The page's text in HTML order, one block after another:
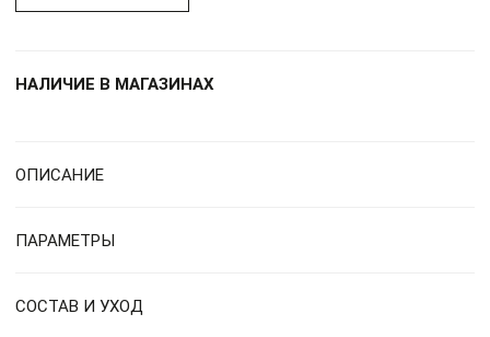
НАЛИЧИЕ В МАГАЗИНАХ
ОПИСАНИЕ
ПАРАМЕТРЫ
СОСТАВ И УХОД